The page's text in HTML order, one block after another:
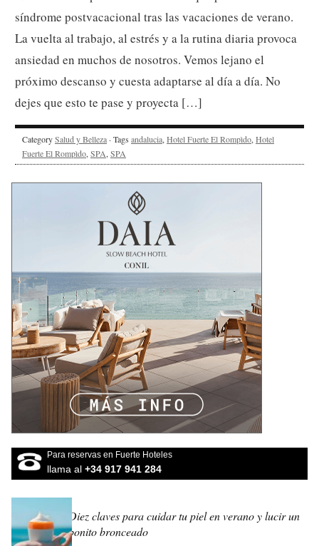
síndrome postvacacional tras las vacaciones de verano.
La vuelta al trabajo, al estrés y a la rutina diaria provoca
ansiedad en muchos de nosotros. Vemos lejano el
próximo descanso y cuesta adaptarse al día a día. No
dejes que esto te pase y proyecta […]
CategorySalud y Belleza · Tags andalucia, Hotel Fuerte El Rompìdo, Hotel
Fuerte El Rompìdo, SPA, SPA
Para reservas en Fuerte Hoteles
llama al +34 917 941 284
Diez claves para cuidar tu piel en verano y lucir un
bonito bronceado